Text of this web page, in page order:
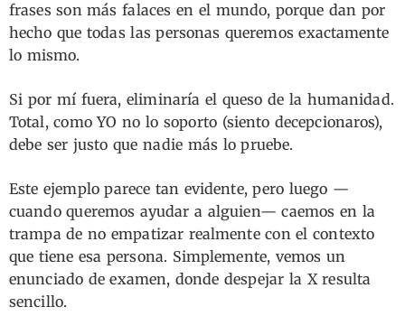
frases son más falaces en el mundo, porque dan por
hecho que todas las personas queremos exactamente
lo mismo.
Si por mí fuera, eliminaría el queso de la humanidad.
Total, como YO no lo soporto (siento decepcionaros),
debe ser justo que nadie más lo pruebe.
Este ejemplo parece tan evidente, pero luego —
cuando queremos ayudar a alguien— caemos en la
trampa de no empatizar realmente con el contexto
que tiene esa persona. Simplemente, vemos un
enunciado de examen, donde despejar la X resulta
sencillo.